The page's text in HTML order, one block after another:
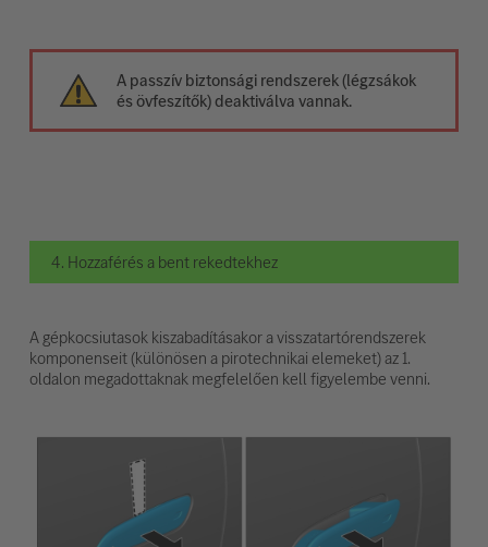
A passzív biztonsági rendszerek (légzsákok
és övfeszítők) deaktiválva vannak.
4. Hozzaférés a bent rekedtekhez
A gépkocsiutasok kiszabadításakor a visszatartórendszerek
komponenseit (különösen a pirotechnikai elemeket) az 1.
oldalon megadottaknak megfelelően kell figyelembe venni.